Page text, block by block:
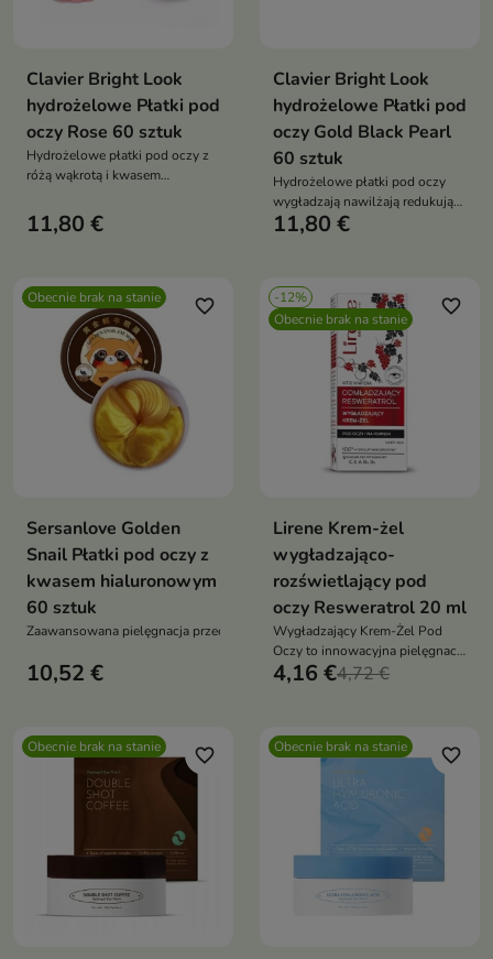
Clavier Bright Look
hydrożelowe Płatki pod
oczy Rose 60 sztuk
Hydrożelowe płatki pod oczy z
różą wąkrotą i kwasem
wygładzają redukują cienie i
obrzęki 60 sztuk
11,80 €
Clavier Bright Look
hydrożelowe Płatki pod
oczy Gold Black Pearl
60 sztuk
Hydrożelowe płatki pod oczy
wygładzają nawilżają redukują
cienie i obrzęki 60 sztuk
11,80 €
Obecnie brak na stanie favorite_border
Sersanlove Golden
Snail Płatki pod oczy z
kwasem hialuronowym
60 sztuk
Zaawansowana pielęgnacja przeciwstarzeniowazfiltratemśluzuślimaka
10,52 €
-12%
Obecnie brak na stanie
favorite_border
Lirene Krem-żel
wygładzająco-
rozświetlający pod
oczy Resweratrol 20 ml
Wygładzający Krem-Żel Pod
Oczy to innowacyjna pielęgnacja
delikatnej skóry wokół oczu
4,16 €4,72 €
Obecnie brak na stanie favorite_border Obecnie brak na stanie favorite_border